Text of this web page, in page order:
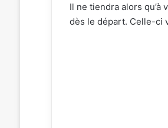
Il ne tiendra alors qu’à
dès le départ. Celle-ci